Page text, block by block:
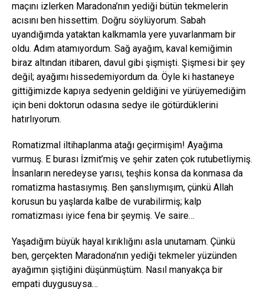
maçını izlerken Maradona’nın yediği bütün tekmelerin
acısını ben hissettim. Doğru söylüyorum. Sabah
uyandığımda yataktan kalkmamla yere yuvarlanmam bir
oldu. Adım atamıyordum. Sağ ayağım, kaval kemiğimin
biraz altından itibaren, davul gibi şişmişti. Şişmesi bir şey
değil; ayağımı hissedemiyordum da. Öyle ki hastaneye
gittiğimizde kapıya sedyenin geldiğini ve yürüyemediğim
için beni doktorun odasına sedye ile götürdüklerini
hatırlıyorum.
Romatizmal iltihaplanma atağı geçirmişim! Ayağıma
vurmuş. E burası İzmit’miş ve şehir zaten çok rutubetliymiş.
İnsanların neredeyse yarısı, teşhis konsa da konmasa da
romatizma hastasıymış. Ben şanslıymışım, çünkü Allah
korusun bu yaşlarda kalbe de vurabilirmiş; kalp
romatizması iyice fena bir şeymiş. Ve saire…
Yaşadığım büyük hayal kırıklığını asla unutamam. Çünkü
ben, gerçekten Maradona’nın yediği tekmeler yüzünden
ayağımın şiştiğini düşünmüştüm. Nasıl manyakça bir
empati duygusuysa…